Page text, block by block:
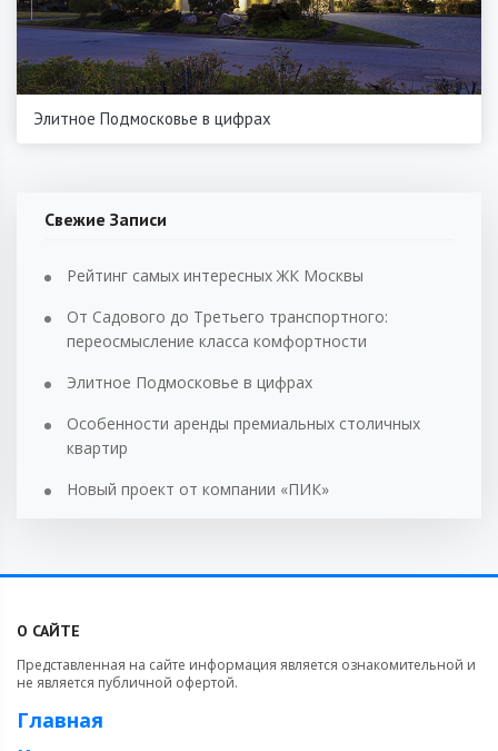
Элитное Подмосковье в цифрах
Свежие Записи
Рейтинг самых интересных ЖК Москвы
От Садового до Третьего транспортного:
переосмысление класса комфортности
Элитное Подмосковье в цифрах
Особенности аренды премиальных столичных
квартир
Новый проект от компании «ПИК»
О САЙТЕ
Представленная на сайте информация является ознакомительной и
не является публичной офертой.
Главная